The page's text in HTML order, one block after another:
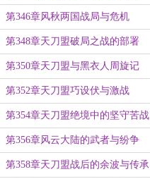
第346章风秋两国战局与危机
第348章天刀盟破局之战的部署
第350章天刀盟与黑衣人周旋记
第352章天刀盟巧设伏与激战
第354章天刀盟绝境中的坚守苦战
第356章风云大陆的武者与纷争
第358章天刀盟战后的余波与传承